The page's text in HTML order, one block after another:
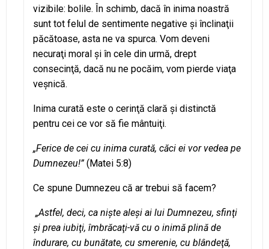
vizibile: bolile. În schimb, dacă în inima noastră
sunt tot felul de sentimente negative şi înclinaţii
păcătoase, asta ne va spurca. Vom deveni
necuraţi moral şi în cele din urmă, drept
consecinţă, dacă nu ne pocăim, vom pierde viaţa
veşnică.
Inima curată este o cerinţă clară şi distinctă
pentru cei ce vor să fie mântuiţi.
„Ferice de cei cu inima curată, căci ei vor vedea pe
Dumnezeu!”(Matei 5:8)
Ce spune Dumnezeu că ar trebui să facem?
„Astfel, deci, ca nişte aleşi ai lui Dumnezeu, sfinţi
şi prea iubiţi, îmbrăcaţi-vă cu o inimă plină de
îndurare, cu bunătate, cu smerenie, cu blândeţă,